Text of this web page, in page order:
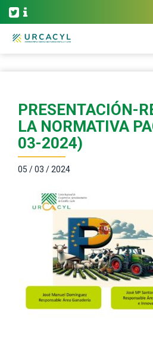
PRESENTACIÓN-
LA NORMATIVA
03-2024)
05 / 03 / 2024